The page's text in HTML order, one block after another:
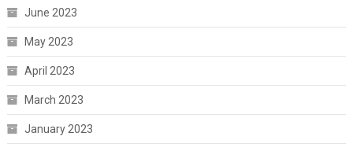
June 2023
May 2023
April 2023
March 2023
January 2023